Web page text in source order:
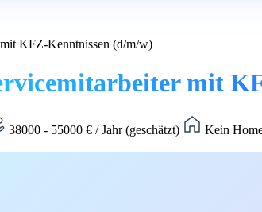
KFZ-Kenntnissen (d/m/w)
mit
38000 - 55000 € / Jahr (geschätzt)
Kein